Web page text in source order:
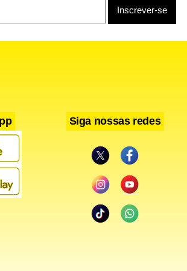
a operação da Gafisa neste
Siga nossas redes